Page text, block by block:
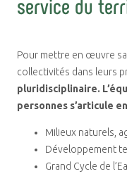
service du
Pour mettre en œuvre sa
collectivités dans leurs
pluridisciplinaire.
personnes s’articule
Milieux naturels,
Développement
Grand Cycle de